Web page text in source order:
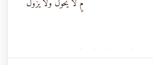
مٍ لا يَحولُ وَلا يَزولُ
· · · · ·